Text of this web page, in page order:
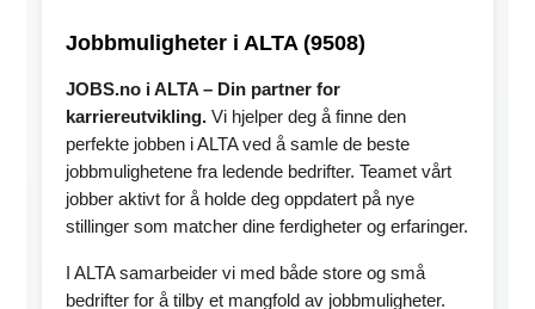
Jobbmuligheter i ALTA (9508)
JOBS.no i ALTA – Din partner for
karriereutvikling. Vi hjelper deg å finne den
perfekte jobben i ALTA ved å samle de beste
jobbmulighetene fra ledende bedrifter. Teamet vårt
jobber aktivt for å holde deg oppdatert på nye
stillinger som matcher dine ferdigheter og erfaringer.
I ALTA samarbeider vi med både store og små
bedrifter for å tilby et mangfold av jobbmuligheter.